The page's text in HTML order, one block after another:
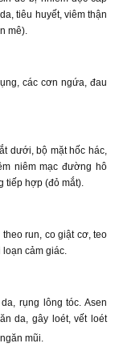
tiêu huyết, viêm thận
mê).
các cơn ngứa, đau
dưới, bộ mặt hốc hác,
niêm mạc đường hô
tiếp hợp (đỏ mắt).
run, co giật cơ, teo
cảm giác.
rụng lông tóc. Asen
da, gây loét, vết loét
mũi.